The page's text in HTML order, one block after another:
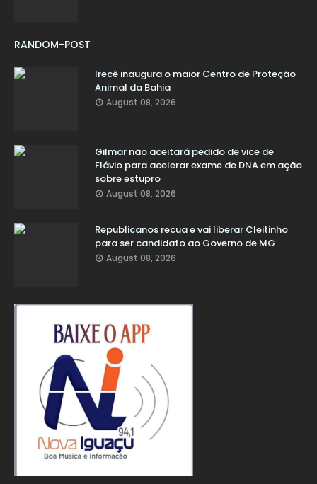
RANDOM-POST
Irecê inaugura o maior Centro de Proteção
Animal da Bahia
August 08, 2026
Gilmar não aceitará pedido de vice de
Flávio para acelerar exame de DNA em ação
sobre estupro
August 08, 2026
Republicanos recua e vai liberar Cleitinho
para ser candidato ao Governo de MG
August 08, 2026